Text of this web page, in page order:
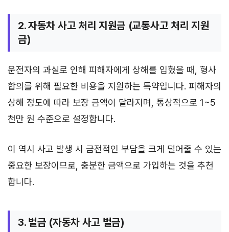
2. 자동차 사고 처리 지원금 (교통사고 처리 지원
금)
운전자의 과실로 인해 피해자에게 상해를 입혔을 때, 형사
합의를 위해 필요한 비용을 지원하는 특약입니다. 피해자의
상해 정도에 따라 보장 금액이 달라지며, 통상적으로 1~5
천만 원 수준으로 설정합니다.
이 역시 사고 발생 시 금전적인 부담을 크게 덜어줄 수 있는
중요한 보장이므로, 충분한 금액으로 가입하는 것을 추천
합니다.
3. 벌금 (자동차 사고 벌금)